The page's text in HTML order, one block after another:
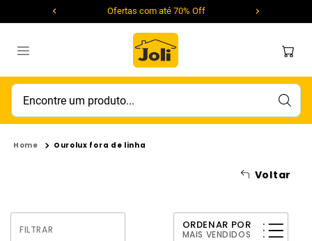
Ofertas com até 70% Off
Encontre um produto...
Voltar
Ourolux fora de linha
FILTRAR ORDENAR POR
MAIS VENDIDOS